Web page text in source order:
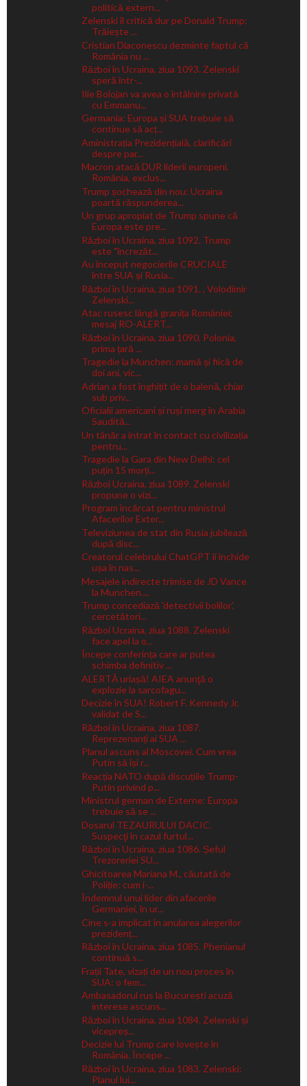
politică extern...
Zelenski îl critică dur pe Donald Trump:
Trăiește ...
Cristian Diaconescu dezminte faptul că
România nu ...
Război în Ucraina, ziua 1093. Zelenski
speră într-...
Ilie Bolojan va avea o întâlnire privată
cu Emmanu...
Germania: Europa și SUA trebuie să
continue să acț...
Aministrația Prezidențială, clarificări
despre par...
Macron atacă DUR liderii europeni.
România, exclus...
Trump șochează din nou: Ucraina
poartă răspunderea...
Un grup apropiat de Trump spune că
Europa este pre...
Război în Ucraina, ziua 1092. Trump
este "încrezăt...
Au început negocierile CRUCIALE
între SUA și Rusia...
Război în Ucraina, ziua 1091. , Volodimir
Zelenski...
Atac rusesc lângă granița României:
mesaj RO-ALERT...
Război în Ucraina, ziua 1090. Polonia,
prima țară ...
Tragedie la Munchen: mamă și fiică de
doi ani, vic...
Adrian a fost înghițit de o balenă, chiar
sub priv...
Oficialii americani și ruși merg în Arabia
Saudită...
Un tânăr a intrat în contact cu civilizația
pentru...
Tragedie la Gara din New Delhi: cel
puțin 15 morți...
Război Ucraina, ziua 1089. Zelenski
propune o vizi...
Program încărcat pentru ministrul
Afacerilor Exter...
Televiziunea de stat din Rusia jubilează
după disc...
Creatorul celebrului ChatGPT îi închide
ușa în nas...
Mesajele indirecte trimise de JD Vance
la Munchen....
Trump concediază 'detectivii bolilor',
cercetători...
Război Ucraina, ziua 1088. Zelenski
face apel la o...
Începe conferința care ar putea
schimba definitiv ...
ALERTĂ uriașă! AIEA anunţă o
explozie la sarcofagu...
Decizie în SUA! Robert F. Kennedy Jr,
validat de S...
Război în Ucraina, ziua 1087.
Reprezenanți ai SUA ...
Planul ascuns al Moscovei. Cum vrea
Putin să își r...
Reacția NATO după discuțiile Trump-
Putin privind p...
Ministrul german de Externe: Europa
trebuie să se ...
Dosarul TEZAURULUI DACIC.
Suspecţi în cazul furtul...
Război în Ucraina, ziua 1086. Șeful
Trezoreriei SU...
Ghicitoarea Mariana M., căutată de
Poliție: cum i-...
Îndemnul unui lider din afacerile
Germaniei, în ur...
Cine s-a implicat în anularea alegerilor
prezidenț...
Război în Ucraina, ziua 1085. Phenianul
continuă s...
Frații Tate, vizați de un nou proces în
SUA: o fem...
Ambasadorul rus la București acuză
interese ascuns...
Război în Ucraina, ziua 1084. Zelenski și
vicepreș...
Decizie lui Trump care lovește în
România. Începe ...
Război în Ucraina, ziua 1083. Zelenski:
Planul lui...